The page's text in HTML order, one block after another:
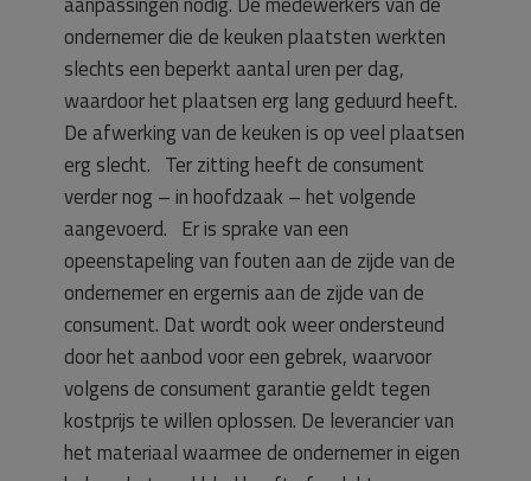
ondernemer die de keuken plaatsten werkten
slechts een beperkt aantal uren per dag,
waardoor het plaatsen erg lang geduurd heeft.
De afwerking van de keuken is op veel plaatsen
erg slecht. Ter zitting heeft de consument
verder nog – in hoofdzaak – het volgende
aangevoerd. Er is sprake van een
opeenstapeling van fouten aan de zijde van de
ondernemer en ergernis aan de zijde van de
consument. Dat wordt ook weer ondersteund
door het aanbod voor een gebrek, waarvoor
volgens de consument garantie geldt tegen
kostprijs te willen oplossen. De leverancier van
het materiaal waarmee de ondernemer in eigen